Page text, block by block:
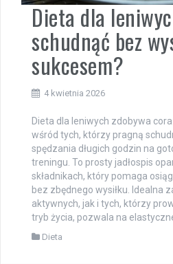
Dieta dla
schudnąć bez
sukcesem?
4 kwietnia 2026
Dieta dla leniwych zdobywa
wśród tych, którzy pragną
spędzania długich godzin na
treningu. To prosty jadłospis
składnikach, który pomaga
bez zbędnego wysiłku. Idealna
aktywnych, jak i tych, którzy
tryb życia, pozwala na
Dieta